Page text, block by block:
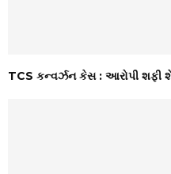
TCS કન્વર્ઝન કેસ : આરોપી શફી